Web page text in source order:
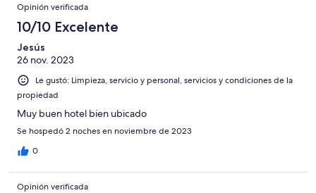
Opinión verificada
10/10 Excelente
Jesús
26 nov. 2023
Le gustó: Limpieza, servicio y personal, servicios y condiciones de la
propiedad
Muy buen hotel bien ubicado
Se hospedó 2 noches en noviembre de 2023
0
Opinión verificada